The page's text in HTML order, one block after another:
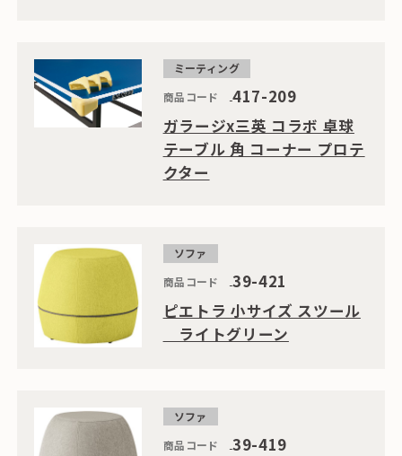
ミーティング
商品コード
417-209
ガラージx三英 コラボ 卓球
テーブル 角 コーナー プロテ
クター
ソファ
商品コード
39-421
ピエトラ 小サイズ スツール
ライトグリーン
ソファ
商品コード
39-419